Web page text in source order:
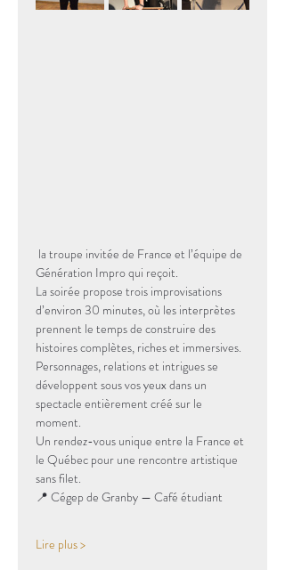
Génération Impro qui reçoit.
La soirée propose trois improvisations
d’environ 30 minutes, où les interprètes
prennent le temps de construire des
histoires complètes, riches et immersives.
Personnages, relations et intrigues se
développent sous vos yeux dans un
spectacle entièrement créé sur le
moment.
Un rendez-vous unique entre la France et
le Québec pour une rencontre artistique
sans filet.
📍 Cégep de Granby — Café étudiant
Lire plus >